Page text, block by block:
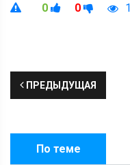
0 0
ПРЕДЫДУЩАЯ
По теме